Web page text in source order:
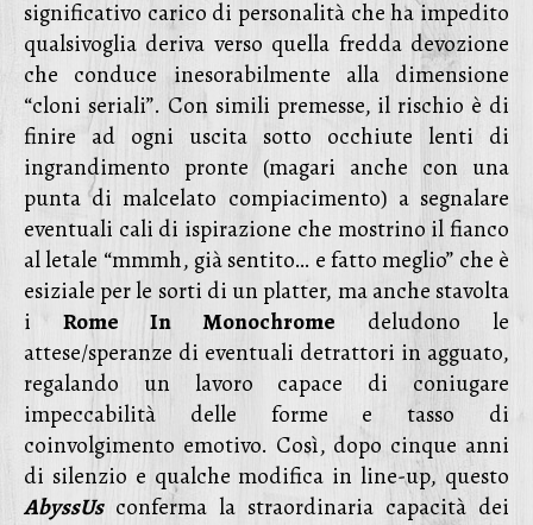
significativo carico di personalità che ha impedito
qualsivoglia deriva verso quella fredda devozione
che conduce inesorabilmente alla dimensione
“cloni seriali”. Con simili premesse, il rischio è di
finire ad ogni uscita sotto occhiute lenti di
ingrandimento pronte (magari anche con una
punta di malcelato compiacimento) a segnalare
eventuali cali di ispirazione che mostrino il fianco
al letale “mmmh, già sentito… e fatto meglio” che è
esiziale per le sorti di un platter, ma anche stavolta
i Rome In Monochrome deludono le
attese/speranze di eventuali detrattori in agguato,
regalando un lavoro capace di coniugare
impeccabilità delle forme e tasso di
coinvolgimento emotivo. Così, dopo cinque anni
di silenzio e qualche modifica in line-up, questo
AbyssUsconferma la straordinaria capacità dei